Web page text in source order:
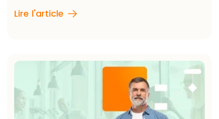
Lire l'article